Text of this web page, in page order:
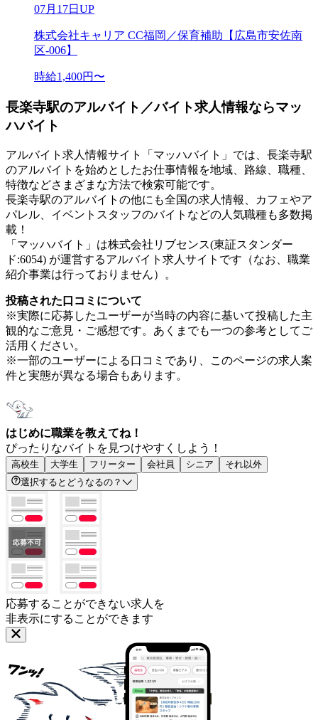
07月17日UP
株式会社キャリア CC福岡／保育補助【広島市安佐南
区-006】
時給1,400円〜
長楽寺駅のアルバイト／バイト求人情報ならマッ
ハバイト
アルバイト求人情報サイト「マッハバイト」では、長楽寺駅
のアルバイトを始めとしたお仕事情報を地域、路線、職種、
特徴などさまざまな方法で検索可能です。
長楽寺駅のアルバイトの他にも全国の求人情報、カフェやア
パレル、イベントスタッフのバイトなどの人気職種も多数掲
載！
「マッハバイト」は株式会社リブセンス(東証スタンダー
ド:6054) が運営するアルバイト求人サイトです（なお、職業
紹介事業は行っておりません）。
投稿された口コミについて
※実際に応募したユーザーが当時の内容に基いて投稿した主
観的なご意見・ご感想です。あくまでも一つの参考としてご
活用ください。
※一部のユーザーによる口コミであり、このページの求人案
件と実態が異なる場合もあります。
はじめに職業を教えてね！
ぴったりなバイトを見つけやすくしよう！
高校生 大学生 フリーター 会社員 シニア
それ以外
選択するとどうなるの？
応募することができない求人を
非表示にすることができます